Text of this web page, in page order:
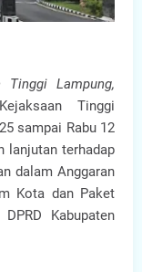
Tinggi Lampung,
Tinggi
sampai Rabu 12
lanjutan terhadap
dalam Anggaran
Kota dan Paket
Kabupaten